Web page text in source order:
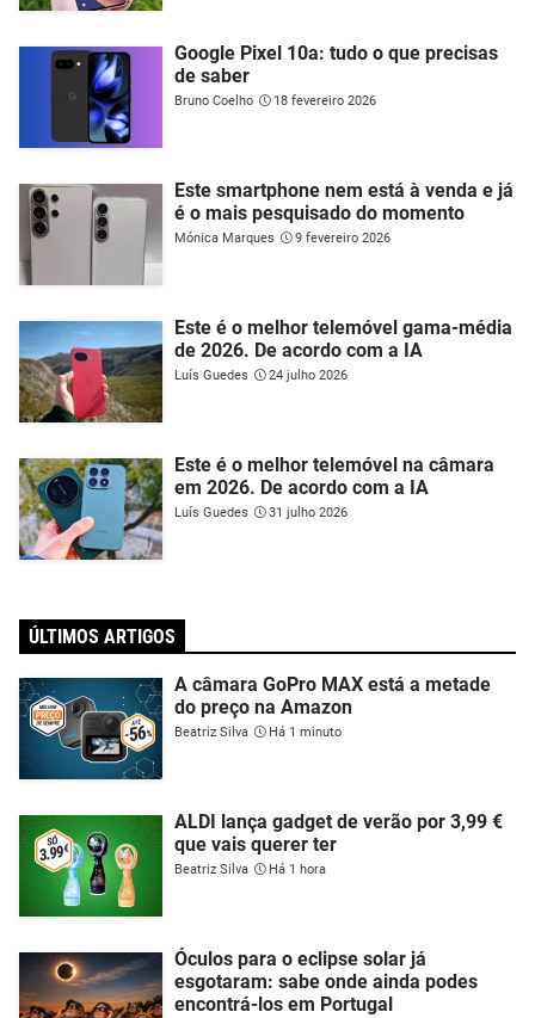
Google Pixel 10a: tudo o que precisas
de saber
Bruno Coelho 18 fevereiro 2026
Este smartphone nem está à venda e já
é o mais pesquisado do momento
Mónica Marques 9 fevereiro 2026
Este é o melhor telemóvel gama-média
de 2026. De acordo com a IA
Luís Guedes 24 julho 2026
Este é o melhor telemóvel na câmara
em 2026. De acordo com a IA
Luís Guedes 31 julho 2026
ÚLTIMOS ARTIGOS
A câmara GoPro MAX está a metade
do preço na Amazon
Beatriz Silva Há 1 minuto
ALDI lança gadget de verão por 3,99 €
que vais querer ter
Beatriz Silva Há 1 hora
Óculos para o eclipse solar já
esgotaram: sabe onde ainda podes
encontrá-los em Portugal